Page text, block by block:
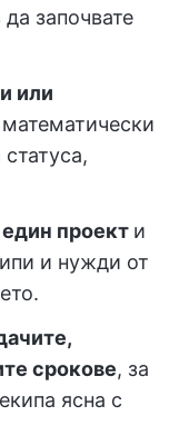
започвате
или
проект и
и нужди от
срокове, за
ясна с